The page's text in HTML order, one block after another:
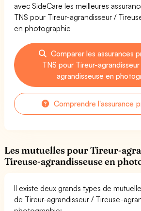
avec SideCare les meilleures
TNS pour Tireur-agrandisseur /
en photographie
Comparer les assurances
TNS pour Tireur-
agrandisseuse en
Comprendre l'assurance
Les mutuelles pour Tireur-
Tireuse-agrandisseuse en
Il existe deux grands types de
de Tireur-agrandisseur / Tireuse-